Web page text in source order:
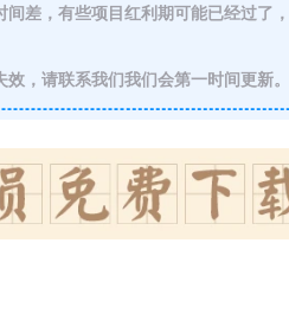
差，有些项目红利期可能已经过了
，请联系我们我们会第一时间更新。